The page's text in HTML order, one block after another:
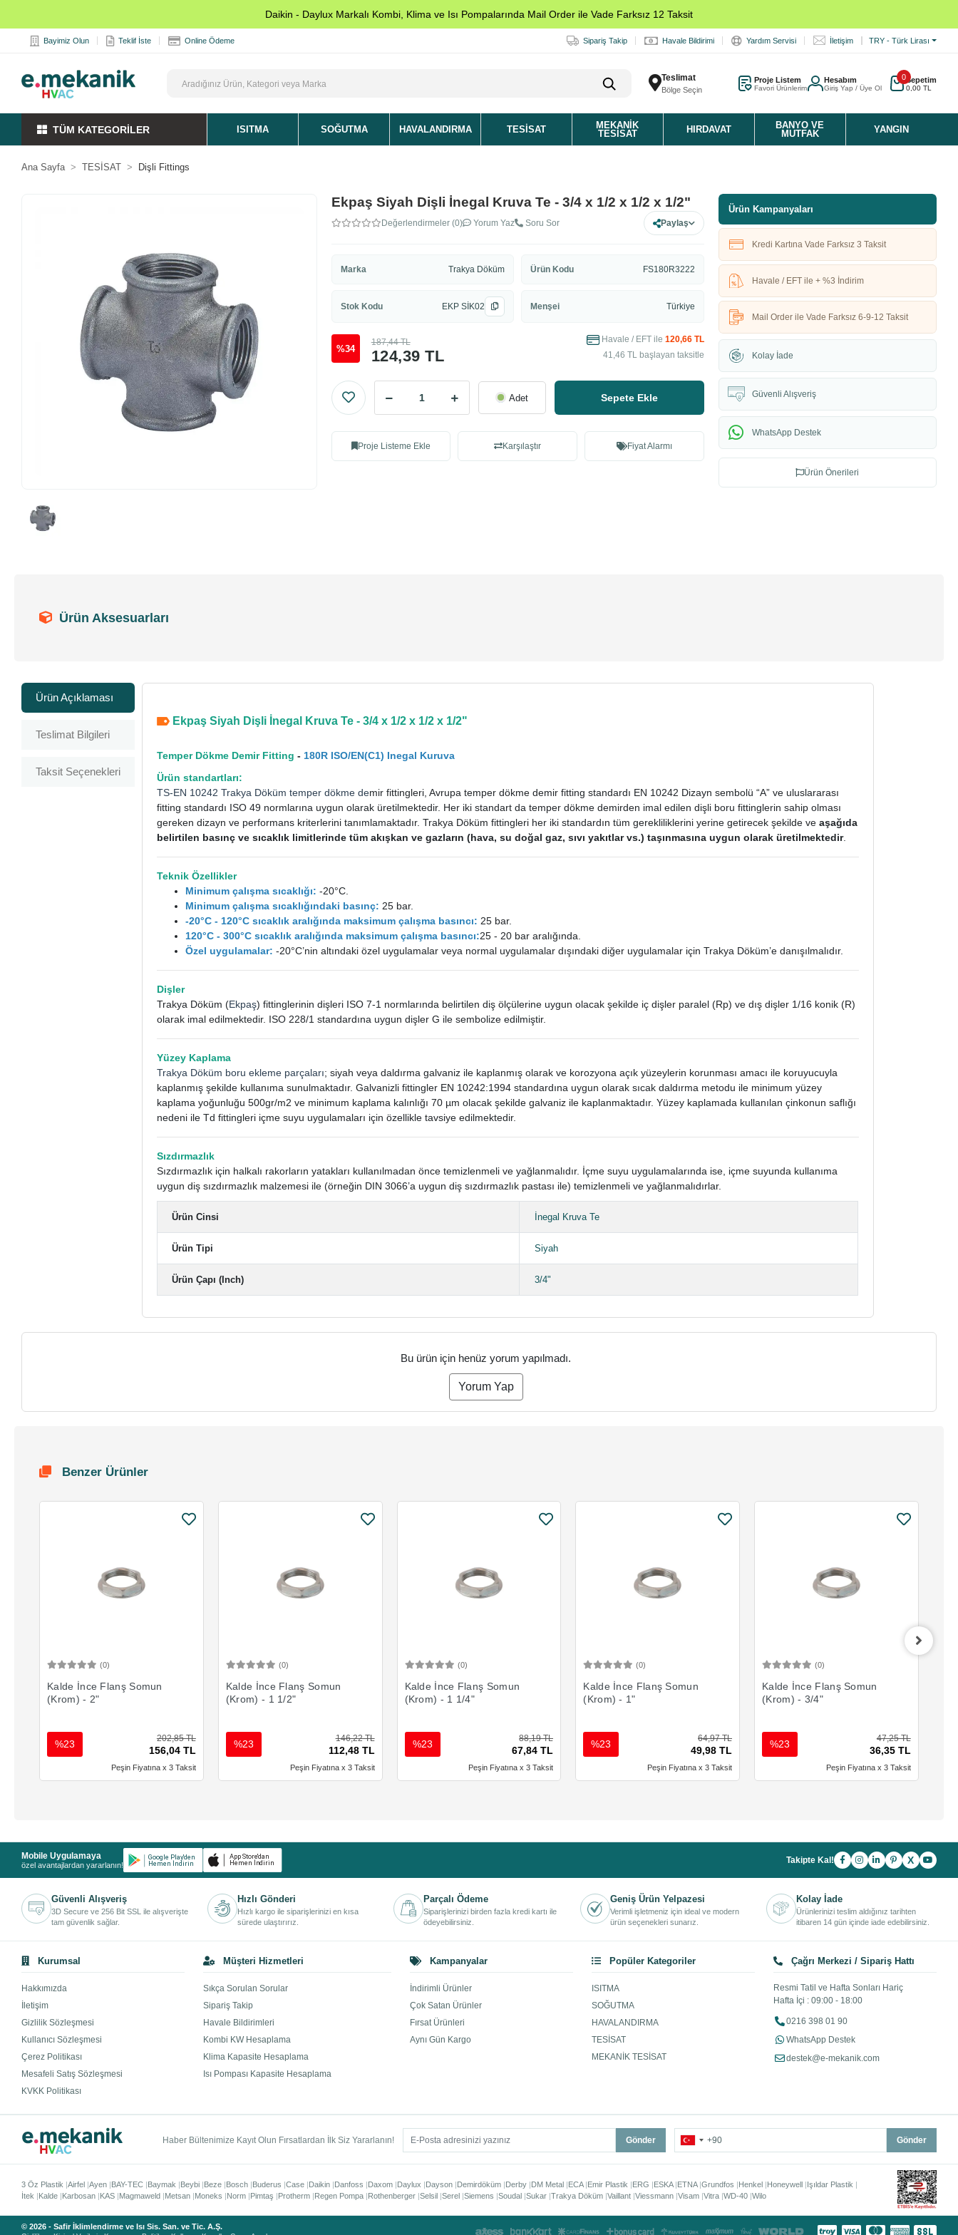
Daikin - Daylux Markalı Kombi, Klima ve Isı Pompalarında Mail Order ile Vade Farksız 12 Taksit
Bayimiz Olun Teklif İste Online Ödeme Sipariş Takip Havale Bildirimi Yardım Servisi İletişim TRY - Türk Lirası
Teslimat
Bölge Seçin
Proje Listem
Favori Ürünlerim
Hesabım
Giriş Yap / Üye Ol
0Sepetim
0,00 TL
TÜM KATEGORİLER ISITMA SOĞUTMA HAVALANDIRMA TESISAT
MEKANIK
TESISAT
HIRDAVAT
BANYO VE
MUTFAK
YANGIN
Ana Sayfa TESİSAT Dişli Fittings
Ekpaş Siyah Dişli İnegal Kruva Te - 3/4 x 1/2 x 1/2 x 1/2"
Değerlendirmeler (0) Yorum Yaz Soru Sor Paylaş
Marka Trakya Döküm Ürün Kodu FS180R3222
Stok Kodu EKP SİK02 Menşei Türkiye
%34 124,39 TL
187,44 TL Havale / EFT ile 120,66 TL
41,46 TL başlayan taksitle
Adet Sepete Ekle
Proje Listeme Ekle Karşılaştır Fiyat Alarmı
Ürün Kampanyaları
Kredi Kartına Vade Farksız 3 Taksit
Havale / EFT ile + %3 İndirim
Mail Order ile Vade Farksız 6-9-12 Taksit
Kolay İade
Güvenli Alışveriş
WhatsApp Destek
Ürün Önerileri
Ürün Aksesuarları
Ürün Açıklaması
Teslimat Bilgileri
Taksit Seçenekleri
Ekpaş Siyah Dişli İnegal Kruva Te - 3/4 x 1/2 x 1/2 x 1/2"
Temper Dökme Demir Fitting - 180R ISO/EN(C1) Inegal Kuruva
Ürün standartları:
TS-EN 10242Trakya Döküm temper dökme demir fittingleri, Avrupa temper dökme demir fitting standardı EN 10242 Dizayn sembolü “A” ve uluslararası
fitting standardı ISO 49 normlarına uygun olarak üretilmektedir. Her iki standart da temper dökme demirden imal edilen dişli boru fittinglerin sahip olması
gereken dizayn ve performans kriterlerini tanımlamaktadır. Trakya Döküm fittingleri her iki standardın tüm gerekliliklerini yerine getirecek şekilde veaşağıda
belirtilen basınç ve sıcaklık limitlerinde tüm akışkan ve gazların (hava, su doğal gaz, sıvı yakıtlar vs.) taşınmasına uygun olarak üretilmektedir.
Teknik Özellikler
Minimum çalışma sıcaklığı: -20°C.
Minimum çalışma sıcaklığındaki basınç: 25 bar.
-20°C - 120°C sıcaklık aralığında maksimum çalışma basıncı: 25 bar.
120°C - 300°C sıcaklık aralığında maksimum çalışma basıncı:25 - 20 bar aralığında.
Özel uygulamalar: -20°C’nin altındaki özel uygulamalar veya normal uygulamalar dışındaki diğer uygulamalar için Trakya Döküm’e danışılmalıdır.
Dişler
Trakya Döküm (Ekpaş) fittinglerinin dişleri ISO 7-1 normlarında belirtilen diş ölçülerine uygun olacak şekilde iç dişler paralel (Rp) ve dış dişler 1/16 konik (R)
olarak imal edilmektedir. ISO 228/1 standardına uygun dişler G ile sembolize edilmiştir.
Yüzey Kaplama
Trakya Döküm boru ekleme parçaları; siyah veya daldırma galvaniz ile kaplanmış olarak ve korozyona açık yüzeylerin korunması amacı ile koruyucuyla
kaplanmış şekilde kullanıma sunulmaktadır. Galvanizli fittingler EN 10242:1994 standardına uygun olarak sıcak daldırma metodu ile minimum yüzey
kaplama yoğunluğu 500gr/m2 ve minimum kaplama kalınlığı 70 µm olacak şekilde galvaniz ile kaplanmaktadır. Yüzey kaplamada kullanılan çinkonun saflığı
nedeni ile Td fittingleri içme suyu uygulamaları için özellikle tavsiye edilmektedir.
Sızdırmazlık
Sızdırmazlık için halkalı rakorların yatakları kullanılmadan önce temizlenmeli ve yağlanmalıdır. İçme suyu uygulamalarında ise, içme suyunda kullanıma
uygun diş sızdırmazlık malzemesi ile (örneğin DIN 3066’a uygun diş sızdırmazlık pastası ile) temizlenmeli ve yağlanmalıdırlar.
Ürün Cinsi İnegal Kruva Te
Ürün Tipi Siyah
Ürün Çapı (Inch) 3/4"
Bu ürün için henüz yorum yapılmadı.
Yorum Yap
Benzer Ürünler
(0)
Kalde İnce Flanş Somun
(Krom) - 2"
202,85 TL
156,04 TL
%23
Peşin Fiyatına x 3 Taksit
(0)
Kalde İnce Flanş Somun
(Krom) - 1 1/2"
146,22 TL
112,48 TL
%23
Peşin Fiyatına x 3 Taksit
(0)
Kalde İnce Flanş Somun
(Krom) - 1 1/4"
88,19 TL
67,84 TL
%23
Peşin Fiyatına x 3 Taksit
(0)
Kalde İnce Flanş Somun
(Krom) - 1"
64,97 TL
49,98 TL
%23
Peşin Fiyatına x 3 Taksit
(0)
Kalde İnce Flanş Somun
(Krom) - 3/4"
47,25 TL
36,35 TL
%23
Peşin Fiyatına x 3 Taksit
Mobile Uygulamaya
özel avantajlardan yararlanın! Takipte Kal! X
Güvenli Alışveriş
3D Secure ve 256 Bit SSL ile alışverişte
tam güvenlik sağlar.
Hızlı Gönderi
Hızlı kargo ile siparişlerinizi en kısa
sürede ulaştırırız.
Parçalı Ödeme
Siparişlerinizi birden fazla kredi kartı ile
ödeyebilirsiniz.
Geniş Ürün Yelpazesi
Verimli işletmeniz için ideal ve modern
ürün seçenekleri sunarız.
Kolay İade
Ürünlerinizi teslim aldığınız tarihten
itibaren 14 gün içinde iade edebilirsiniz.
Kurumsal
Hakkımızda
İletişim
Gizlilik Sözleşmesi
Kullanıcı Sözleşmesi
Çerez Politikası
Mesafeli Satış Sözleşmesi
KVKK Politikası
Müşteri Hizmetleri
Sıkça Sorulan Sorular
Sipariş Takip
Havale Bildirimleri
Kombi KW Hesaplama
Klima Kapasite Hesaplama
Isı Pompası Kapasite Hesaplama
Kampanyalar
İndirimli Ürünler
Çok Satan Ürünler
Fırsat Ürünleri
Aynı Gün Kargo
Popüler Kategoriler
ISITMA
SOĞUTMA
HAVALANDIRMA
TESİSAT
MEKANİK TESİSAT
Çağrı Merkezi / Sipariş Hattı
Resmi Tatil ve Hafta Sonları Hariç
Hafta İçi : 09:00 - 18:00
0216 398 01 90
WhatsApp Destek
destek@e-mekanik.com
Haber Bültenimize Kayıt Olun Fırsatlardan İlk Siz Yararlanın! Gönder Gönder
3 Öz Plastik Airfel Ayen BAY-TEC Baymak Beybi Beze Bosch Buderus Case Daikin Danfoss Daxom Daylux Dayson Demirdöküm Derby DM Metal ECA Emir Plastik ERG ESKA ETNA Grundfos Henkel Honeywell Işıldar Plastik
İtek
Kalde Karbosan KAS Magmaweld Metsan Moneks Norm Pimtaş Protherm Regen Pompa Rothenberger Selsil Serel Siemens Soudal Sukar Trakya Döküm Vaillant Viessmann Visam Vitra WD-40 Wilo
© 2026 - Safir İklimlendirme ve Isı Sis. San. ve Tic. A.Ş.